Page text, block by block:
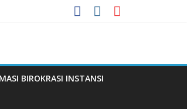
BIROKRASI INSTANSI